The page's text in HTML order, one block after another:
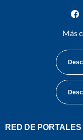
Más
RED DE PORTALES